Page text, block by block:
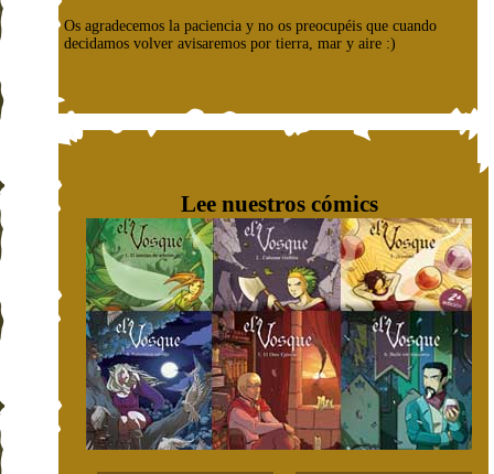
Os agradecemos la paciencia y no os preocupéis que cuando
decidamos volver avisaremos por tierra, mar y aire :)
Lee nuestros cómics